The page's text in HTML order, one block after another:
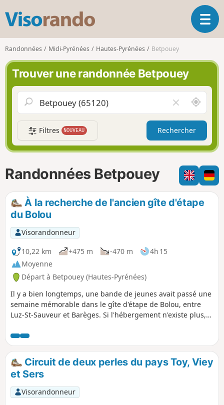
s
o
r
n
d
o
O
u
l
a
i
g
t
i
o
Randonnées Midi-Pyrénées Hautes-Pyrénées Betpouey
Trouver une randonnée Betpouey
i
d
e
r
l
e
h
a
m
A
u
t
u
r
d
e
m
i
Filtres NOUVEAU Rechercher
Randonnées Betpouey
À la recherche de l'ancien gîte d'étape
du Bolou
Visorandonneur
10,22 km
+475 m -470 m
4h 15
Moyenne
Départ à Betpouey (Hautes-Pyrénées)
Il y a bien longtemps, une bande de jeunes avait passé une
semaine mémorable dans le gîte d'étape de Bolou, entre
Luz-St-Sauveur et Barèges. Si l'hébergement n'existe plus,
au cours d'une belle balade sous, dans, et presque au-
dessus des nuages. Je vous invite à nous suivre dans l'un
des vallons qui donne accès au Massif de Néouvielle.
Circuit de deux perles du pays Toy, Viey
et Sers
Visorandonneur